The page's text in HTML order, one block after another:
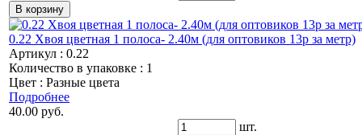
0.22 Хвоя цветная 1 полоса- 2.40м (для оптовиков 13р за метр)
Артикул : 0.22
Количество в упаковке : 1
Цвет : Разные цвета
Подробнее
40.00 руб.
шт.